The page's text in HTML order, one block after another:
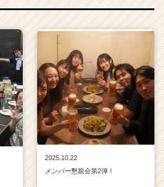
2025.10.22
メンバー懇親会第2弾！